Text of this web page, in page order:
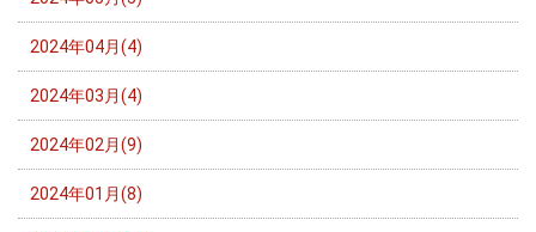
2024年04月(4)
2024年03月(4)
2024年02月(9)
2024年01月(8)